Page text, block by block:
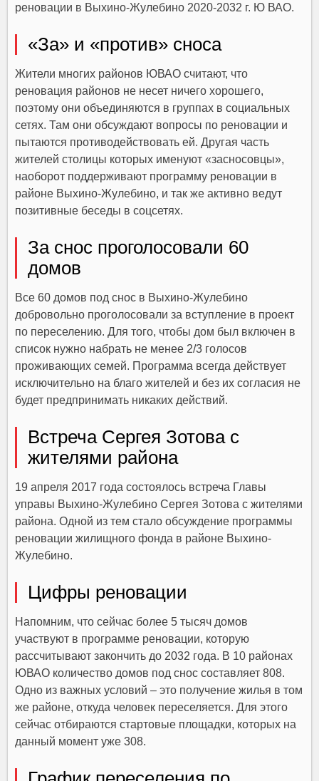
реновации в Выхино-Жулебино 2020-2032 г. Ю ВАО.
«За» и «против» сноса
Жители многих районов ЮВАО считают, что
реновация районов не несет ничего хорошего,
поэтому они объединяются в группах в социальных
сетях. Там они обсуждают вопросы по реновации и
пытаются противодействовать ей. Другая часть
жителей столицы которых именуют «засносовцы»,
наоборот поддерживают программу реновации в
районе Выхино-Жулебино, и так же активно ведут
позитивные беседы в соцсетях.
За снос проголосовали 60
домов
Все 60 домов под снос в Выхино-Жулебино
добровольно проголосовали за вступление в проект
по переселению. Для того, чтобы дом был включен в
список нужно набрать не менее 2/3 голосов
проживающих семей. Программа всегда действует
исключительно на благо жителей и без их согласия не
будет предпринимать никаких действий.
Встреча Сергея Зотова с
жителями района
19 апреля 2017 года состоялось встреча Главы
управы Выхино-Жулебино Сергея Зотова с жителями
района. Одной из тем стало обсуждение программы
реновации жилищного фонда в районе Выхино-
Жулебино.
Цифры реновации
Напомним, что сейчас более 5 тысяч домов
участвуют в программе реновации, которую
рассчитывают закончить до 2032 года. В 10 районах
ЮВАО количество домов под снос составляет 808.
Одно из важных условий – это получение жилья в том
же районе, откуда человек переселяется. Для этого
сейчас отбираются стартовые площадки, которых на
данный момент уже 308.